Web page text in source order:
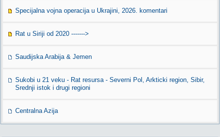
Specijalna vojna operacija u Ukrajini, 2026. komentari
Rat u Siriji od 2020 ------->
Saudijska Arabija & Jemen
Sukobi u 21 veku - Rat resursa - Severni Pol, Arkticki region, Sibir,
Srednji istok i drugi regioni
Centralna Azija